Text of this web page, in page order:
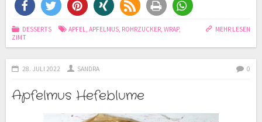
MEHR LESEN
DESSERTS APFEL,APFELMUS, ROHRZUCKER,WRAP,
ZIMT
28. JULI 2022 SANDRA 0
Apfelmus Hefeblume